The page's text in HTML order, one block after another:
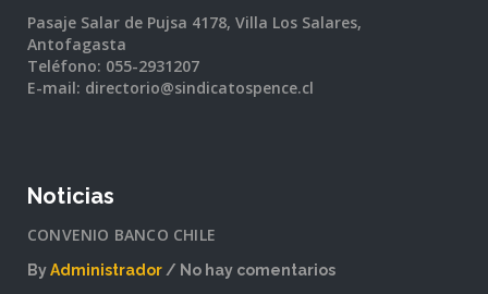
Pasaje Salar de Pujsa 4178, Villa Los Salares,
Antofagasta
Teléfono: 055-2931207
E-mail: directorio@sindicatospence.cl
Noticias
CONVENIO BANCO CHILE
ByAdministrador
No hay comentarios